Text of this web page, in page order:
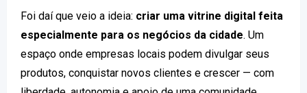
Foi daí que veio a ideia: criar uma vitrine digital feita
especialmente para os negócios da cidade. Um
espaço onde empresas locais podem divulgar seus
produtos, conquistar novos clientes e crescer — com